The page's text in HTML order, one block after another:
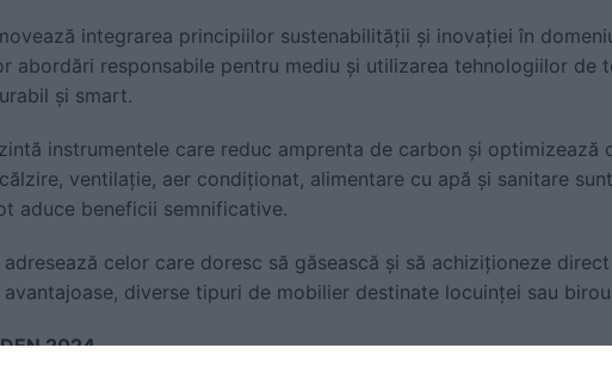
integrarea principiilor sustenabilității și inovației în
abordări responsabile pentru mediu și utilizarea tehnologiilor de
și smart.
instrumentele care reduc amprenta de carbon și optimizează
ventilație, aer condiționat, alimentare cu apă și sanitare
aduce beneficii semnificative.
adresează celor care doresc să găsească și să achiziționeze
diverse tipuri de mobilier destinate locuinței sau
2024